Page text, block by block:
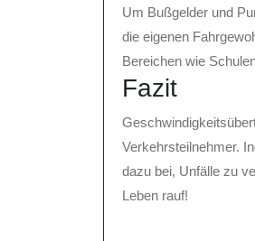
Um Bußgelder und
die eigenen
Bereichen wie
Fazit
Verkehrsteilnehmer.
dazu bei, Unfälle zu
Leben rauf!